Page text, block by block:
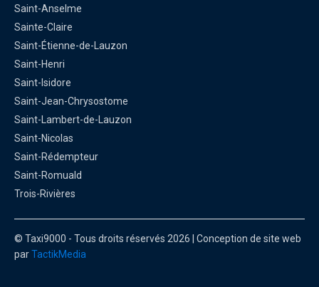
Saint-Anselme
Sainte-Claire
Saint-Étienne-de-Lauzon
Saint-Henri
Saint-Isidore
Saint-Jean-Chrysostome
Saint-Lambert-de-Lauzon
Saint-Nicolas
Saint-Rédempteur
Saint-Romuald
Trois-Rivières
© Taxi9000 - Tous droits réservés 2026 | Conception de site web
parTactikMedia